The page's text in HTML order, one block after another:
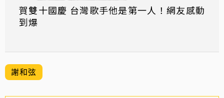
賀雙十國慶 台灣歌手他是第一人！網友感動
到爆
謝和弦